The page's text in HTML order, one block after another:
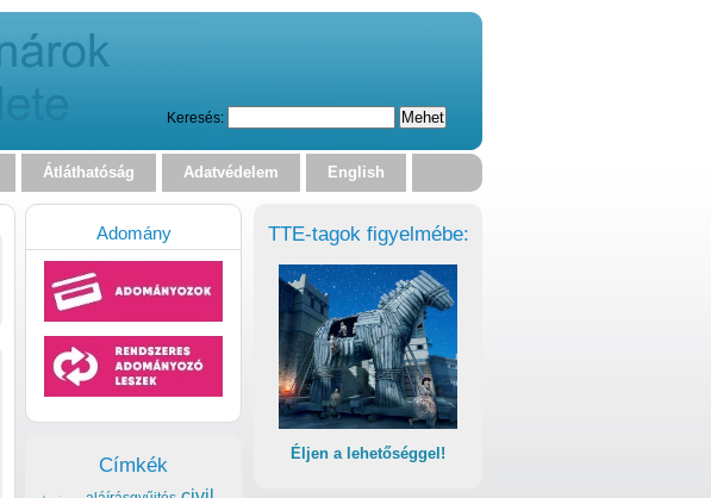
Keresés:
Átláthatóság Adatvédelem English
TTE-tagok figyelmébe:
Éljen a lehetőséggel!
Adomány
Címkék